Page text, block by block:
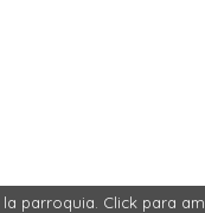
parroquia. Click para